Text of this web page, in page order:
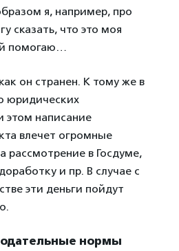
я, например, про
сказать, что это моя
помогаю…
он странен. К тому же в
юридических
этом написание
влечет огромные
в Госдуме,
и пр. В случае с
эти деньги пойдут
нормы